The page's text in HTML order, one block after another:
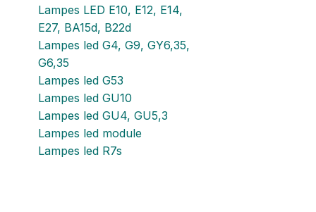
Lampes LED E10, E12, E14,
E27, BA15d, B22d
Lampes led G4, G9, GY6,35,
G6,35
Lampes led G53
Lampes led GU10
Lampes led GU4, GU5,3
Lampes led module
Lampes led R7s